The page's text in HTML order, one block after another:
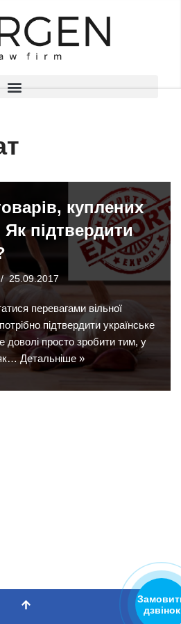
куплених
підтвердити
25.09.2017
перевагами вільної
підтвердити українське
доволі просто зробити тим, у
як…Детальніше »
дзвінок